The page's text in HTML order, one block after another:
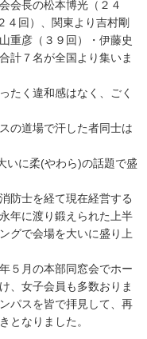
会長の松本博光（２４
４回）、関東より吉村剛
重彦（３９回）・伊藤史
計７名が全国より集いま
たく違和感はなく、ごく
の道場で汗した者同士は
いに柔(やわら)の話題で盛
防士を経て現在経営する
年に渡り鍛えられた上半
グで会場を大いに盛り上
５月の本部同窓会でホー
、女子会員も多数おりま
パスを皆で拝見して、再
となりました。